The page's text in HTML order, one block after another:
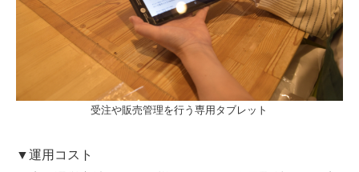
受注や販売管理を行う専用タブレット
▼運用コスト